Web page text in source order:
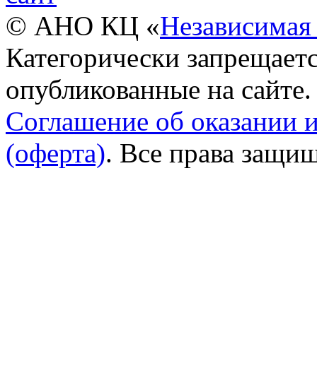
© АНО КЦ «Независимая
Категорически
опубликованные на сайте.
Соглашение об оказании
(оферта). Все права